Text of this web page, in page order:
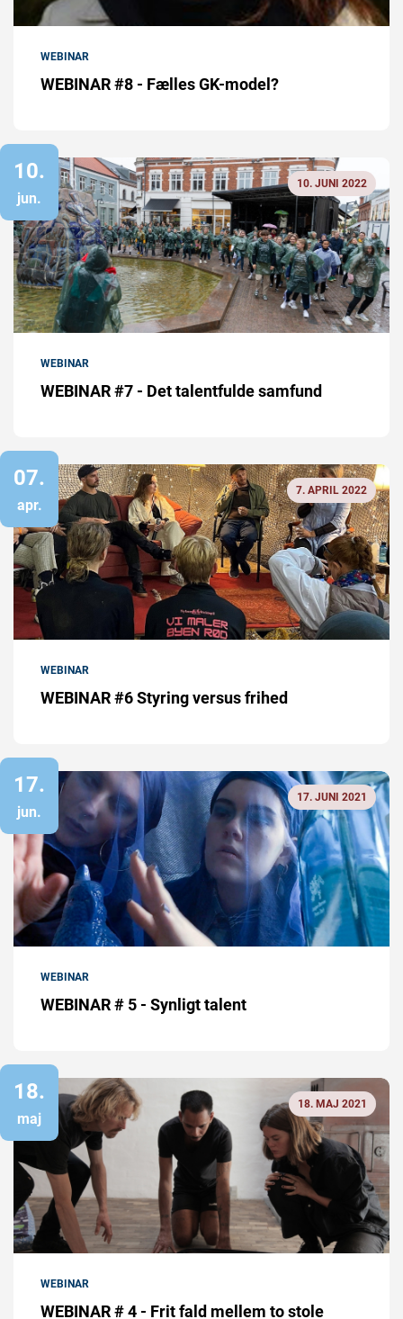
WEBINAR
WEBINAR #8 - Fælles GK-model?
10.
jun.
10. JUNI 2022
WEBINAR
WEBINAR #7 - Det talentfulde samfund
07.
apr.
7. APRIL 2022
WEBINAR
WEBINAR #6 Styring versus frihed
17.
jun.
17. JUNI 2021
WEBINAR
WEBINAR # 5 - Synligt talent
18.
maj
18. MAJ 2021
WEBINAR
WEBINAR # 4 - Frit fald mellem to stole